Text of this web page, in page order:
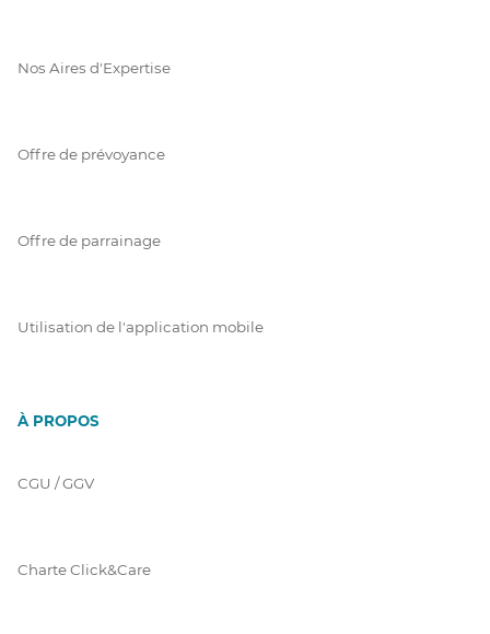
Nos Aires d'Expertise
Offre de prévoyance
Offre de parrainage
Utilisation de l'application mobile
À PROPOS
CGU / GGV
Charte Click&Care